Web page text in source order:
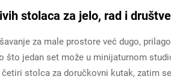
stolaca za jelo, rad i
za male prostore već dugo,
što jedan set može u minijaturnom
stolca za doručkovni kutak, zatim